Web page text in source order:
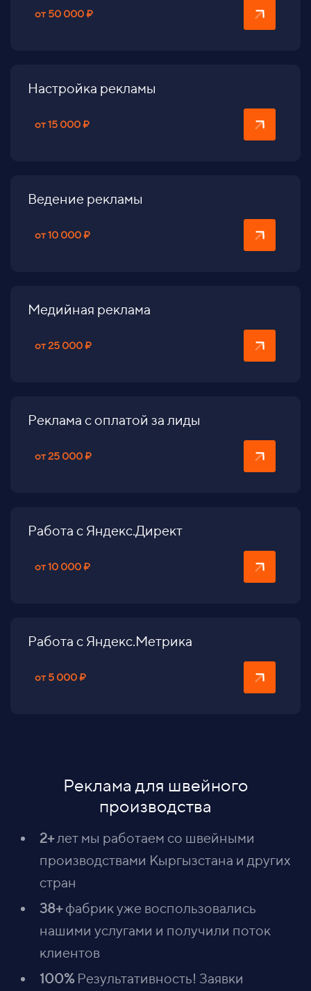
от 50 000 ₽
Настройка рекламы
от 15 000 ₽
Ведение рекламы
от 10 000 ₽
Медийная реклама
от 25 000 ₽
Реклама с оплатой за лиды
от 25 000 ₽
Работа с Яндекс.Директ
от 10 000 ₽
Работа с Яндекс.Метрика
от 5 000 ₽
Реклама для швейного
производства
2+ лет мы работаем со швейными
производствами Кыргызстана и других
стран
38+ фабрик уже воспользовались
нашими услугами и получили поток
клиентов
100% Результативность! Заявки